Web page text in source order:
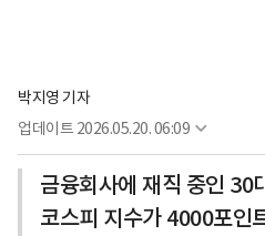
박지영 기자
업데이트 2026.05.20. 06:09
금융회사에 재직 중인 30
코스피 지수가 4000포인